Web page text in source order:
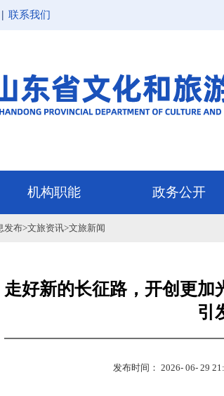
联系我们
发布>文旅资讯>文旅新闻
走好新的长征路，开创更
引
发布时间： 2026- 06- 29